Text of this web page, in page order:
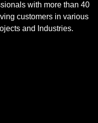
with more than 40
customers in various
and Industries.